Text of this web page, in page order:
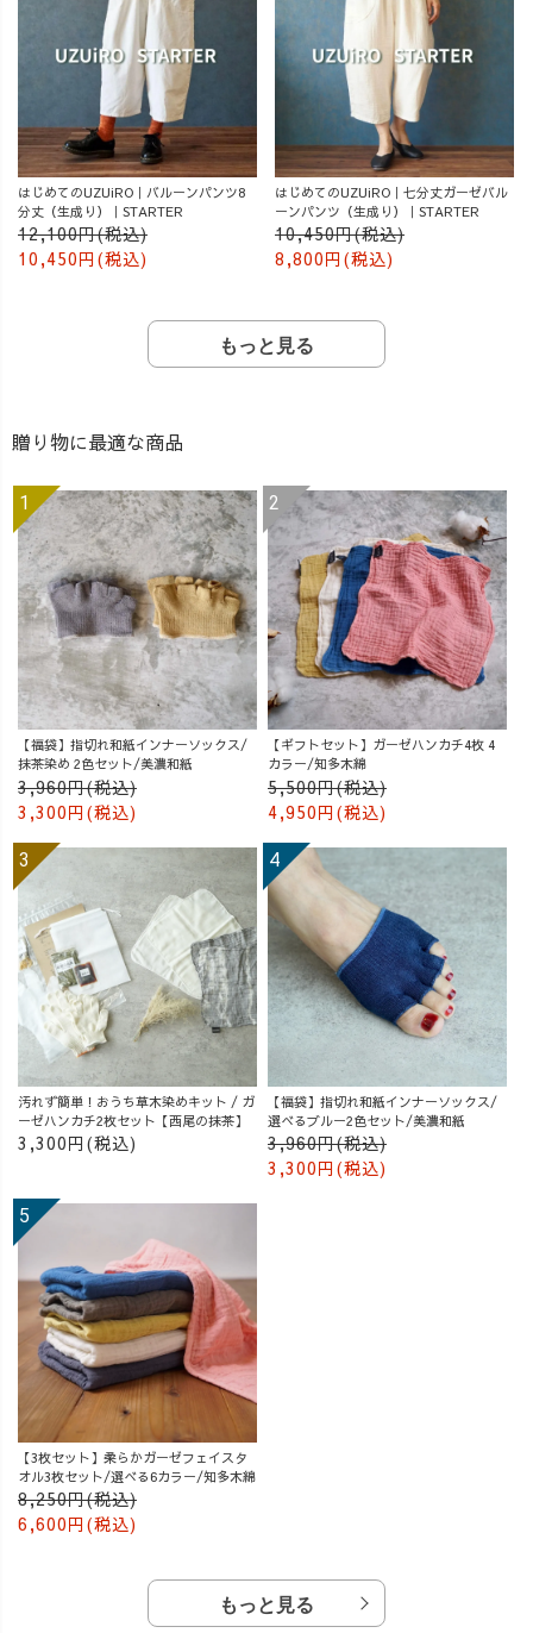
はじめてのUZUiRO｜バルーンパンツ8
分丈（生成り）｜STARTER
12,100円(税込)
10,450円(税込)
はじめてのUZUiRO｜七分丈ガーゼバル
ーンパンツ（生成り）｜STARTER
10,450円(税込)
8,800円(税込)
もっと見る
贈り物に最適な商品
【福袋】指切れ和紙インナーソックス/
抹茶染め 2色セット/美濃和紙
3,960円(税込)
3,300円(税込)
【ギフトセット】ガーゼハンカチ4枚 4
カラー/知多木綿
5,500円(税込)
4,950円(税込)
汚れず簡単！おうち草木染めキット / ガ
ーゼハンカチ2枚セット【西尾の抹茶】
3,300円(税込)
【福袋】指切れ和紙インナーソックス/
選べるブルー2色セット/美濃和紙
3,960円(税込)
3,300円(税込)
【3枚セット】柔らかガーゼフェイスタ
オル3枚セット/選べる6カラー/知多木綿
8,250円(税込)
6,600円(税込)
もっと見る